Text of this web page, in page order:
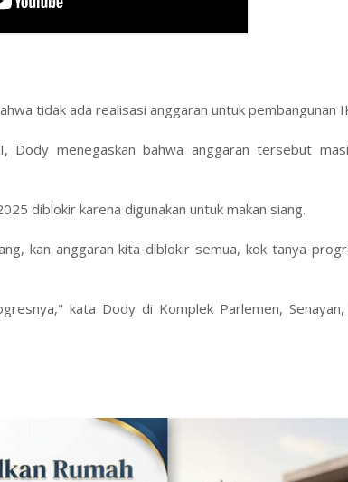
tidak ada realisasi anggaran untuk pembangunan
menegaskan bahwa anggaran tersebut
diblokir karena digunakan untuk makan siang.
kan anggaran kita diblokir semua, kok tanya
kata Dody di Komplek Parlemen, Senayan,